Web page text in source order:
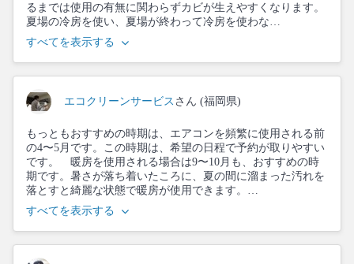
るまでは使用の有無に関わらずカビが生えやすくなります。
夏場の冷房を使い、夏場が終わって冷房を使わな…
すべてを表示する
エコクリーンサービス さん (福岡県)
もっともおすすめの時期は、エアコンを頻繁に使用される前
の4〜5月です。この時期は、希望の日程で予約が取りやすい
です。 暖房を使用される場合は9〜10月も、おすすめの時
期です。暑さが落ち着いたころに、夏の間に溜まった汚れを
落とすと綺麗な状態で暖房が使用できます。…
すべてを表示する